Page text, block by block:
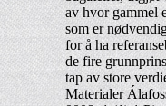
av hvor gammel
som er
for å ha
de fire
tap av store
Materialer